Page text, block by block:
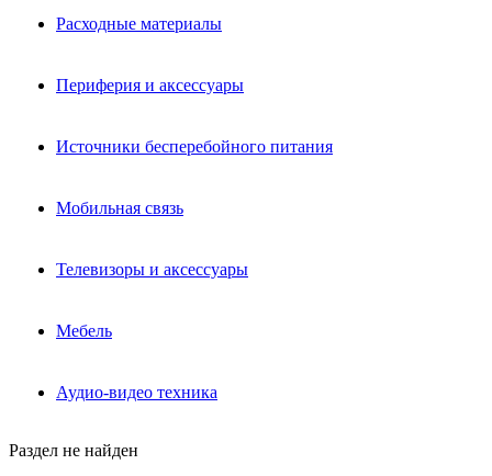
Расходные материалы
Периферия и аксессуары
Источники бесперебойного питания
Мобильная связь
Телевизоры и аксессуары
Мебель
Аудио-видео техника
Раздел не найден